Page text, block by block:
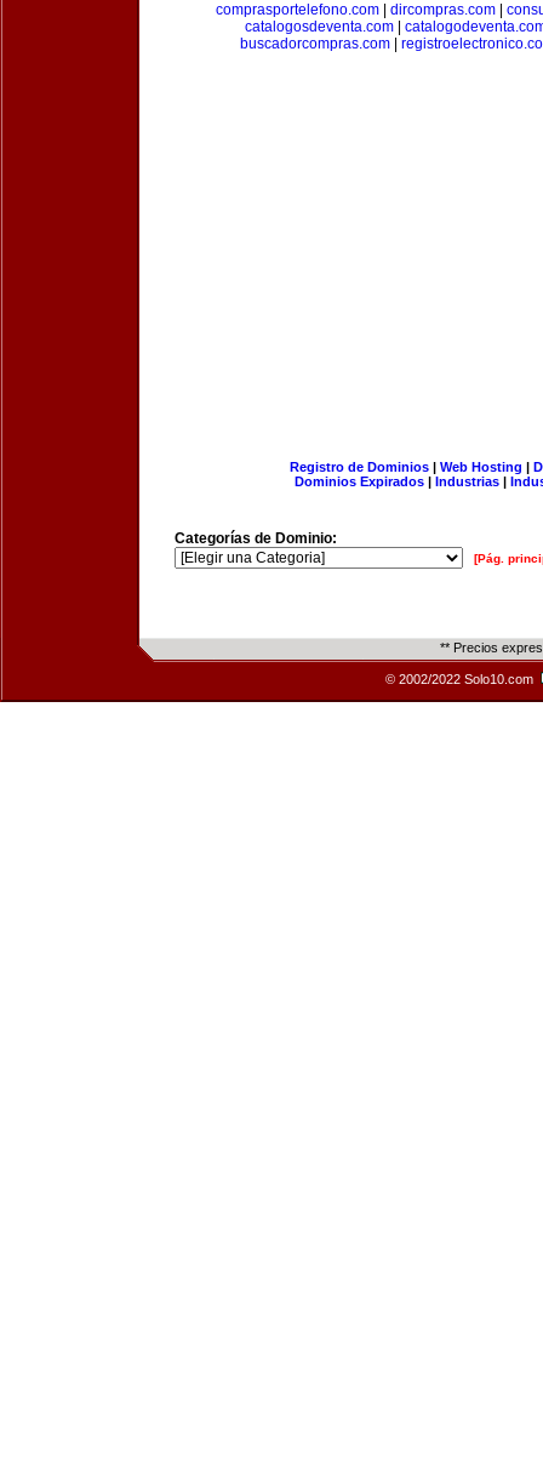
comprasportelefono.com
dircompras.com
catalogosdeventa.com
buscadorcompras.com
Registro de Dominios| Web Hosting |
Dominios Expirados | Industrias |
Categorías de Dominio:
[Pág.
** Precios
© 2002/2022 Solo10.com